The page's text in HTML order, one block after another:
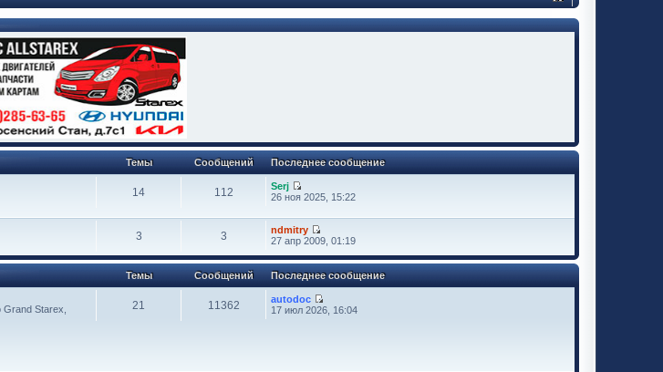
Темы Сообщений Последнее сообщение
14 112
Serj
26 ноя 2025, 15:22
3 3
ndmitry
27 апр 2009, 01:19
Темы Сообщений Последнее сообщение
Starex,
21 11362
autodoc
17 июл 2026, 16:04